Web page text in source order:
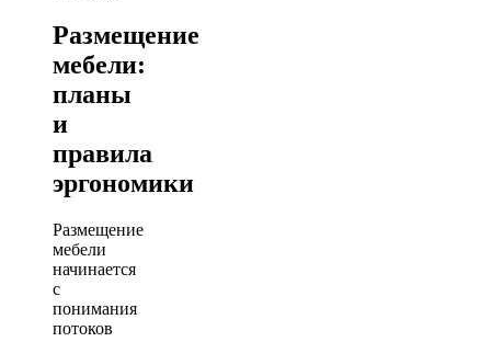
Размещение
мебели:
планы
и
правила
эргономики
Размещение
мебели
начинается
с
понимания
потоков